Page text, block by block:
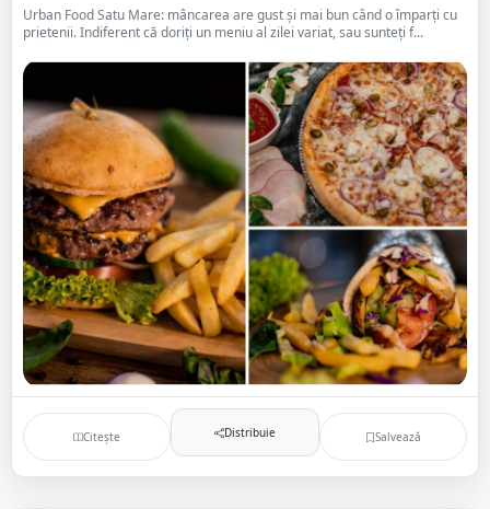
Urban Food Satu Mare: mâncarea are gust şi mai bun când o împarţi cu
prietenii. Indiferent că doriți un meniu al zilei variat, sau sunteți f...
Citește Distribuie Salvează